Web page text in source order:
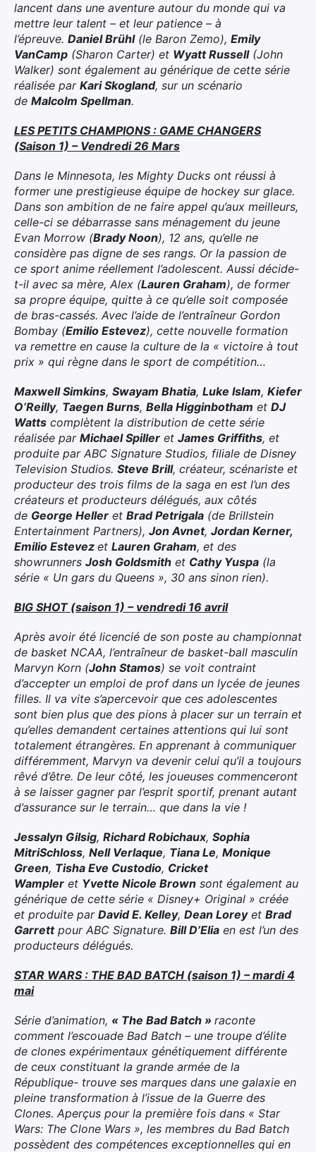
lancent dans une aventure autour du monde qui va
mettre leur talent – et leur patience – à
l’épreuve. Daniel Brühl(le Baron Zemo), Emily
VanCamp (Sharon Carter) et Wyatt Russell(John
Walker) sont également au générique de cette série
réalisée par Kari Skogland, sur un scénario
de Malcolm Spellman.
LES PETITS CHAMPIONS : GAME CHANGERS
(Saison 1) – Vendredi 26 Mars
Dans le Minnesota, les Mighty Ducks ont réussi à
former une prestigieuse équipe de hockey sur glace.
Dans son ambition de ne faire appel qu’aux meilleurs,
celle-ci se débarrasse sans ménagement du jeune
Evan Morrow (Brady Noon), 12 ans, qu’elle ne
considère pas digne de ses rangs. Or la passion de
ce sport anime réellement l’adolescent. Aussi décide-
t-il avec sa mère, Alex (Lauren Graham), de former
sa propre équipe, quitte à ce qu’elle soit composée
de bras-cassés. Avec l’aide de l’entraîneur Gordon
Bombay (Emilio Estevez), cette nouvelle formation
va remettre en cause la culture de la « victoire à tout
prix » qui règne dans le sport de compétition…
Maxwell Simkins, Swayam Bhatia, Luke Islam, Kiefer
O’Reilly, Taegen Burns, Bella Higginbotham et DJ
Watts complètent la distribution de cette série
réalisée par Michael Spiller et James Griffiths, et
produite par ABC Signature Studios, filiale de Disney
Television Studios. Steve Brill, créateur, scénariste et
producteur des trois films de la saga en est l’un des
créateurs et producteurs délégués, aux côtés
de George Heller et Brad Petrigala (de Brillstein
Entertainment Partners), Jon Avnet, Jordan Kerner,
Emilio Estevez et Lauren Graham, et des
showrunners Josh Goldsmith et Cathy Yuspa (la
série « Un gars du Queens », 30 ans sinon rien).
BIG SHOT (saison 1) – vendredi 16 avril
Après avoir été licencié de son poste au championnat
de basket NCAA, l’entraîneur de basket-ball masculin
Marvyn Korn (John Stamos) se voit contraint
d’accepter un emploi de prof dans un lycée de jeunes
filles. Il va vite s’apercevoir que ces adolescentes
sont bien plus que des pions à placer sur un terrain et
qu’elles demandent certaines attentions qui lui sont
totalement étrangères. En apprenant à communiquer
différemment, Marvyn va devenir celui qu’il a toujours
rêvé d’être. De leur côté, les joueuses commenceront
à se laisser gagner par l’esprit sportif, prenant autant
d’assurance sur le terrain… que dans la vie !
Jessalyn Gilsig, Richard Robichaux, Sophia
MitriSchloss, Nell Verlaque, Tiana Le, Monique
Green, Tisha Eve Custodio, Cricket
Wampler et Yvette Nicole Brown sont également au
générique de cette série « Disney+ Original » créée
et produite par David E. Kelley, Dean Loreyet Brad
Garrettpour ABC Signature. Bill D’Elia en est l’un des
producteurs délégués.
STAR WARS : THE BAD BATCH (saison 1) – mardi 4
mai
Série d’animation, « The Bad Batch » raconte
comment l’escouade Bad Batch – une troupe d’élite
de clones expérimentaux génétiquement différente
de ceux constituant la grande armée de la
République- trouve ses marques dans une galaxie en
pleine transformation à l’issue de la Guerre des
Clones. Aperçus pour la première fois dans « Star
Wars: The Clone Wars », les membres du Bad Batch
possèdent des compétences exceptionnelles qui en